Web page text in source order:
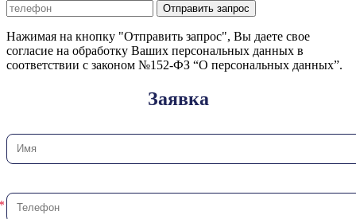
Отправить запрос
Нажимая на кнопку "Отправить запрос", Вы даете свое
согласие на обработку Ваших персональных данных в
соответствии с законом №152-ФЗ “О персональных данных”.
Заявка